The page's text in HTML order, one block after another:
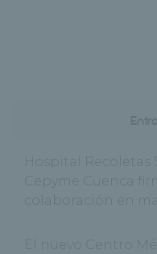
Hospital Recoletas
Cepyme Cuenca
colaboración en
El nuevo Centro